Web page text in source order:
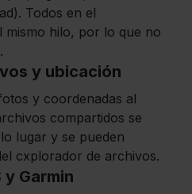
Todos en el
mismo hilo, por lo que no
y ubicación
y coordenadas al
compartidos se
lugar y se pueden
cxplorador de archivos.
y Garmin